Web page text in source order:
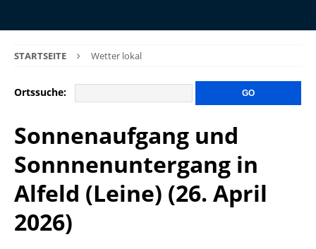
STARTSEITE Wetter lokal
Ortssuche:
Sonnenaufgang und
Sonnnenuntergang in
Alfeld (Leine) (26. April
2026)